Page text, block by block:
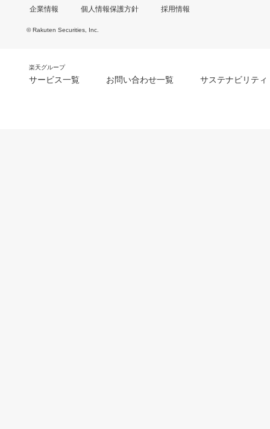
企業情報 個人情報保護方針 採用情報
© Rakuten Securities, Inc.
楽天グループ
サービス一覧 お問い合わせ一覧 サステナビリティ